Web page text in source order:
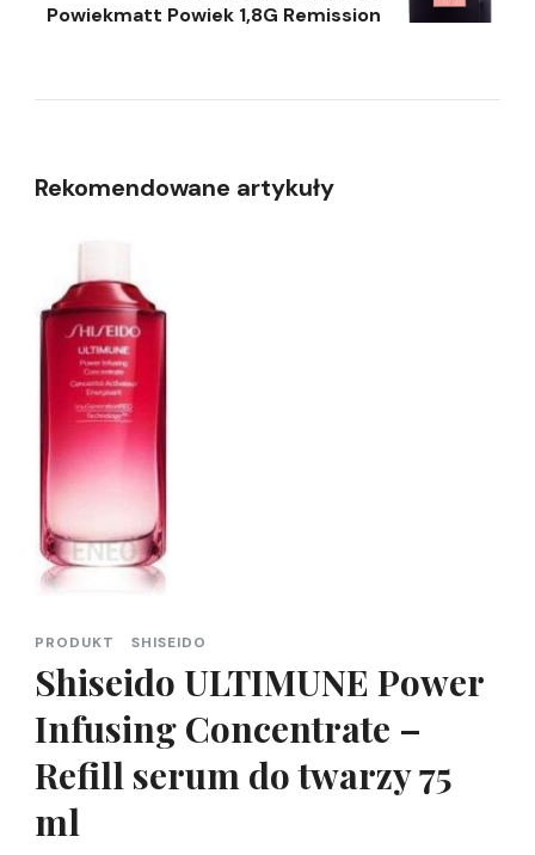
Powiekmatt Powiek 1,8G Remission
Rekomendowane artykuły
PRODUKT SHISEIDO
Shiseido ULTIMUNE Power
Infusing Concentrate –
Refill serum do twarzy 75
ml